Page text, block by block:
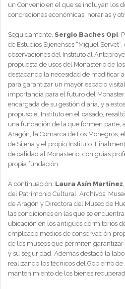
un Convenio en el que se incluyan los
concreciones económicas, horarias y
Seguidamente, Sergio Baches Opi,
de Estudios Sijenenses “Miguel
observaciones del Instituto al
propuesta de usos del Monasterio de
destacando la necesidad de modificar
para garantizar un mayor espacio
importancia para el futuro del
encargada de su gestión diaria, y a
propuso el Instituto en el pasado,
una fundación de la que formen parte,
Aragón, la Comarca de Los Monegros,
de Sijena y el propio Instituto.
de calidad al Monasterio, con guías
propia fundación.
A continuación, Laura Asín Martínez
del Patrimonio Cultural, Archivos,
de Aragón y Directora del Museo de
las condiciones en las que se
ubicación en los antiguos dormitorios
empleado medios de conservación
de los museos que permiten
y su seguridad. Además destacó la
realizando los técnicos del Gobierno
mantenimiento de los bienes